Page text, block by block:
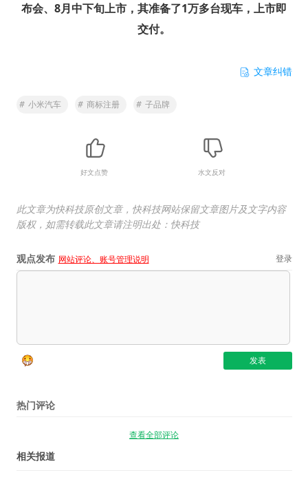
布会、8月中下旬上市，其准备了1万多台现车，上市即
交付。
文章纠错
# 小米汽车 # 商标注册 # 子品牌
好文点赞 水文反对
此文章为快科技原创文章，快科技网站保留文章图片及文字内容
版权，如需转载此文章请注明出处：快科技
观点发布 网站评论、账号管理说明 登录
热门评论
查看全部评论
相关报道